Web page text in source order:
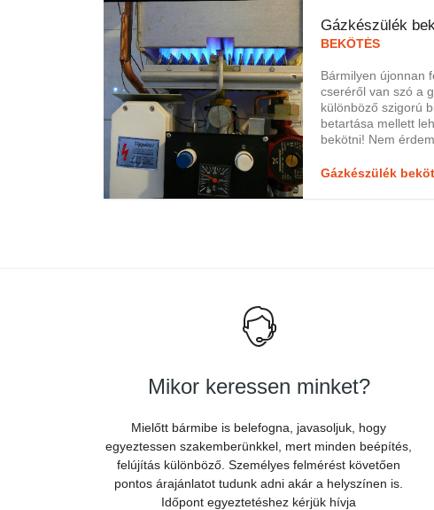
Gázkészülék
BEKÖTÉS
Bármilyen újonnan
cseréről van szó a
különböző szigorú
betartása mellett
bekötni! Nem
biztonsága
Gázkészülék
Mikor keressen minket?
Mielőtt bármibe is belefogna, javasoljuk, hogy
egyeztessen szakemberünkkel, mert minden beépítés,
felújítás különböző. Személyes felmérést követően
pontos árajánlatot tudunk adni akár a helyszínen is.
Időpont egyeztetéshez kérjük hívja